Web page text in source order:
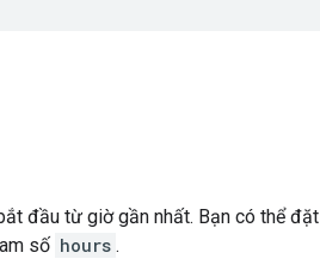
đầu từ giờ gần nhất. Bạn có thể đặt
số hours .